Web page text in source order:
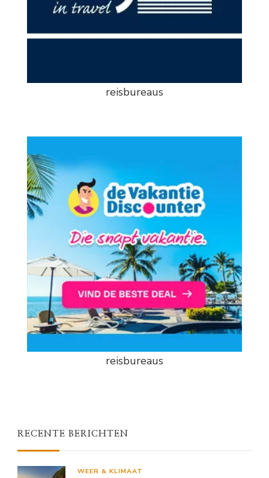
reisbureaus
reisbureaus
RECENTE BERICHTEN
WEER & KLIMAAT